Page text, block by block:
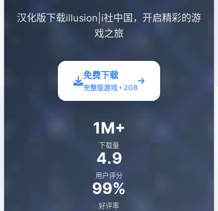
汉化版下载illusion|i社中国，开启精彩的游
戏之旅
免费下载
完整版游戏 • 2GB
1M+
下载量
4.9
用户评分
99%
好评率